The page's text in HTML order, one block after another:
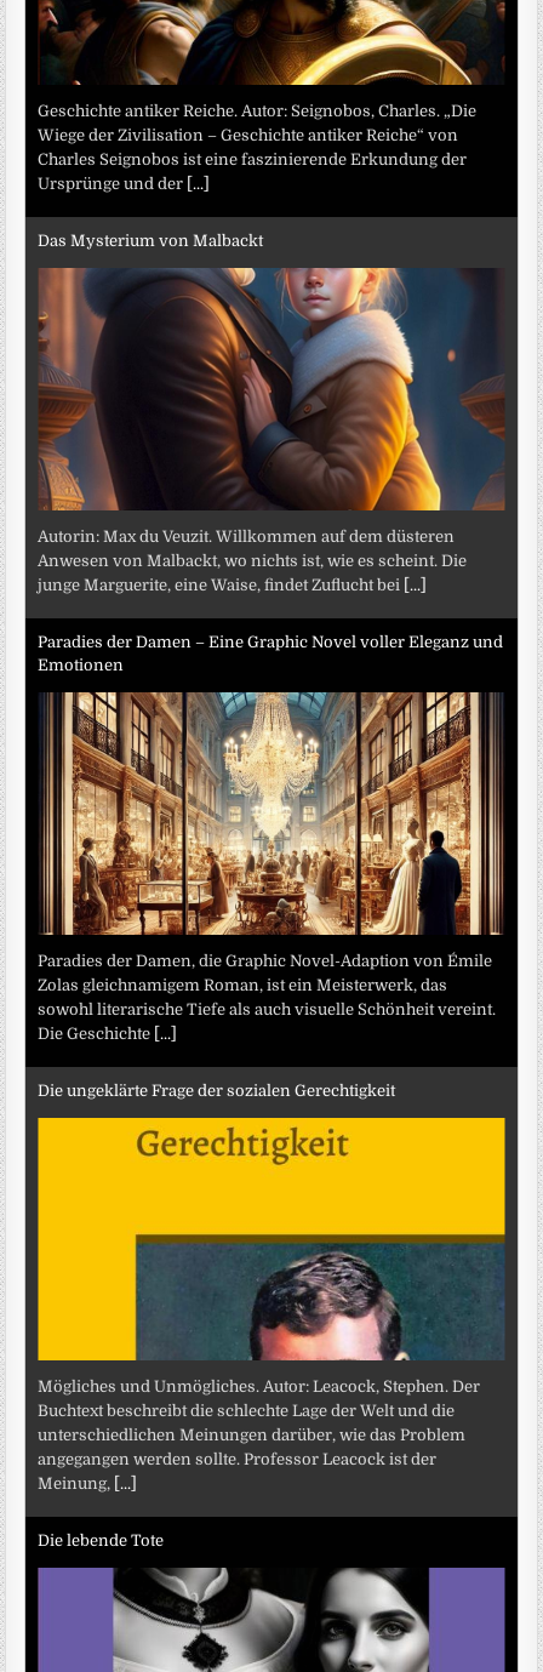
Geschichte antiker Reiche. Autor: Seignobos, Charles. „Die
Wiege der Zivilisation – Geschichte antiker Reiche“ von
Charles Seignobos ist eine faszinierende Erkundung der
Ursprünge und der [...]
Das Mysterium von Malbackt
Autorin: Max du Veuzit. Willkommen auf dem düsteren
Anwesen von Malbackt, wo nichts ist, wie es scheint. Die
junge Marguerite, eine Waise, findet Zuflucht bei [...]
Paradies der Damen – Eine Graphic Novel voller Eleganz und
Emotionen
Paradies der Damen, die Graphic Novel-Adaption von Émile
Zolas gleichnamigem Roman, ist ein Meisterwerk, das
sowohl literarische Tiefe als auch visuelle Schönheit vereint.
Die Geschichte [...]
Die ungeklärte Frage der sozialen Gerechtigkeit
Mögliches und Unmögliches. Autor: Leacock, Stephen. Der
Buchtext beschreibt die schlechte Lage der Welt und die
unterschiedlichen Meinungen darüber, wie das Problem
angegangen werden sollte. Professor Leacock ist der
Meinung, [...]
Die lebende Tote